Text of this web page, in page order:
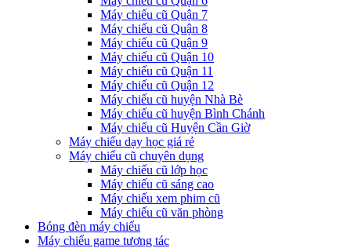
Máy chiếu cũ Quận 7
Máy chiếu cũ Quận 8
Máy chiếu cũ Quận 9
Máy chiếu cũ Quận 10
Máy chiếu cũ Quận 11
Máy chiếu cũ Quận 12
Máy chiếu cũ huyện Nhà Bè
Máy chiếu cũ huyện Bình Chánh
Máy chiếu cũ Huyện Cần Giờ
Máy chiếu dạy học giá rẻ
Máy chiếu cũ chuyên dụng
Máy chiếu cũ lớp học
Máy chiếu cũ sáng cao
Máy chiếu xem phim cũ
Máy chiếu cũ văn phòng
Bóng đèn máy chiếu
Máy chiếu game tương tác